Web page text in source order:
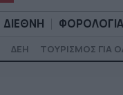
ΔΙΕΘΝΗ ΦΟΡΟΛΟΓΙΑ
ΔΕΗ ΤΟΥΡΙΣΜΟΣ ΓΙΑ